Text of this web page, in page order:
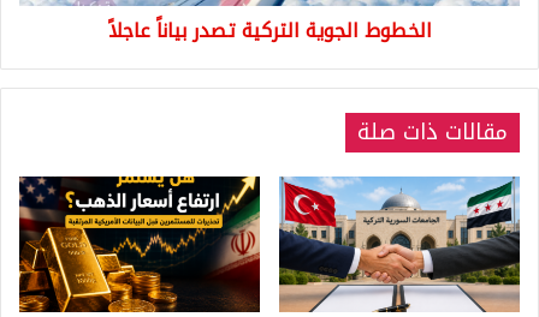
الخطوط الجوية التركية تصدر بياناً عاجلاً
مقالات ذات صلة